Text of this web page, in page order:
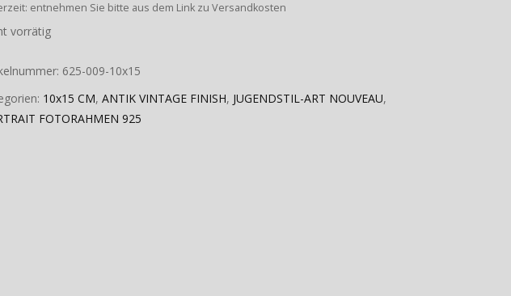
entnehmen Sie bitte aus dem Link zu Versandkosten
vorrätig
625-009-10x15
10x15 CM, ANTIK VINTAGE FINISH, JUGENDSTIL-ART NOUVEAU,
FOTORAHMEN 925